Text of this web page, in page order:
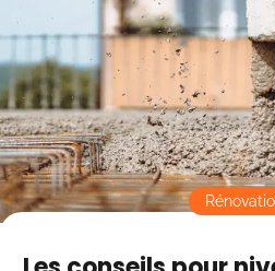
Contact
Mode sombre